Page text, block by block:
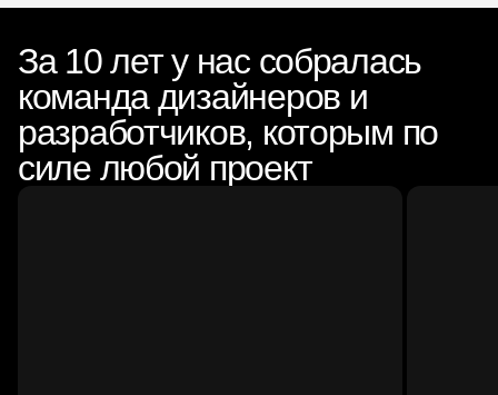
За 10 лет у нас собралась
команда дизайнеров и
разработчиков, которым по
силе любой проект